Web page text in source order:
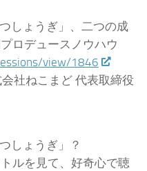
しょうぎ」、二つの成
ロデュースノウハウ
view/1846
社ねこまど 代表取締役
しょうぎ」？
ルを見て、好奇心で聴